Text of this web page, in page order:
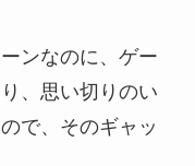
ンなのに、ゲー
、思い切りのい
で、そのギャッ